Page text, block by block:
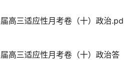
高三适应性月考卷（十）政治.pd
高三适应性月考卷（十）政治答